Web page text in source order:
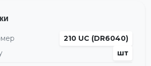
210 UC (DR6040)
шт